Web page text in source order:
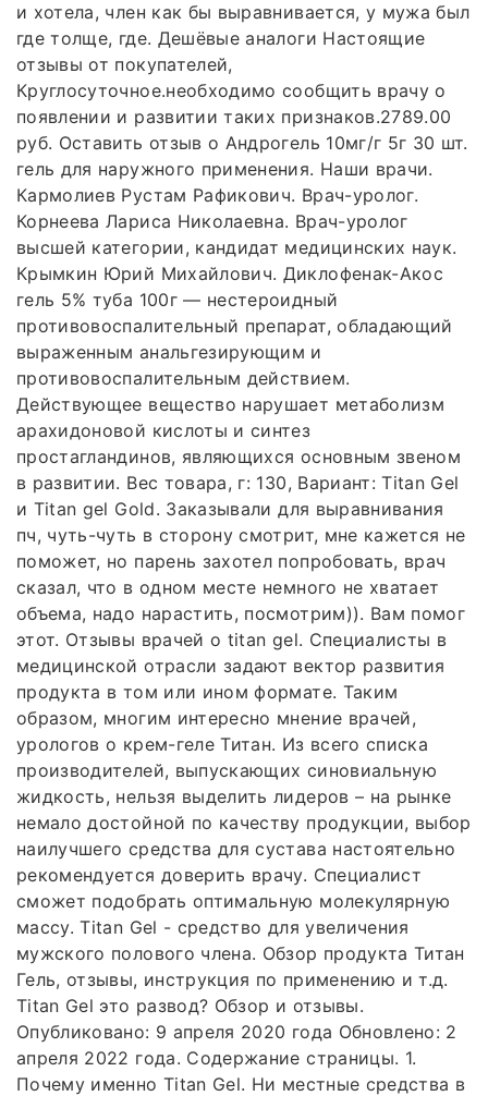
и хотела, член как бы выравнивается, у мужа был
где толще, где. Дешёвые аналоги Настоящие
отзывы от покупателей,
Круглосуточное.необходимо сообщить врачу о
появлении и развитии таких признаков.2789.00
руб. Оставить отзыв о Андрогель 10мг/г 5г 30 шт.
гель для наружного применения. Наши врачи.
Кармолиев Рустам Рафикович. Врач-уролог.
Корнеева Лариса Николаевна. Врач-уролог
высшей категории, кандидат медицинских наук.
Крымкин Юрий Михайлович. Диклофенак-Акос
гель 5% туба 100г — нестероидный
противовоспалительный препарат, обладающий
выраженным анальгезирующим и
противовоспалительным действием.
Действующее вещество нарушает метаболизм
арахидоновой кислоты и синтез
простагландинов, являющихся основным звеном
в развитии. Вес товара, г: 130, Вариант: Titan Gel
и Titan gel Gold. Заказывали для выравнивания
пч, чуть-чуть в сторону смотрит, мне кажется не
поможет, но парень захотел попробовать, врач
сказал, что в одном месте немного не хватает
объема, надо нарастить, посмотрим)). Вам помог
этот. Отзывы врачей о titan gel. Специалисты в
медицинской отрасли задают вектор развития
продукта в том или ином формате. Таким
образом, многим интересно мнение врачей,
урологов о крем-геле Титан. Из всего списка
производителей, выпускающих синовиальную
жидкость, нельзя выделить лидеров – на рынке
немало достойной по качеству продукции, выбор
наилучшего средства для сустава настоятельно
рекомендуется доверить врачу. Специалист
сможет подобрать оптимальную молекулярную
массу. Titan Gel - средство для увеличения
мужского полового члена. Обзор продукта Титан
Гель, отзывы, инструкция по применению и т.д.
Titan Gel это развод? Обзор и отзывы.
Опубликовано: 9 апреля 2020 года Обновлено: 2
апреля 2022 года. Содержание страницы. 1.
Почему именно Titan Gel. Ни местные средства в